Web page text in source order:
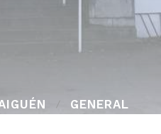
GENERAL